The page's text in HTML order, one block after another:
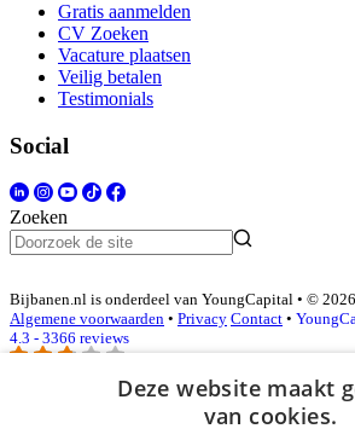
Gratis aanmelden
CV Zoeken
Vacature plaatsen
Veilig betalen
Testimonials
Social
Zoeken
Bijbanen.nl is onderdeel van YoungCapital • ©
Algemene voorwaarden • Privacy Contact •
4.3 - 3366 reviews
Deze website maakt
van cookies.